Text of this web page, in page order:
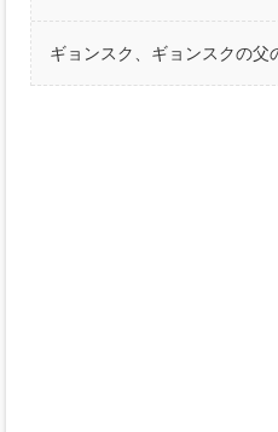
ギョンスク、ギョンスクの父